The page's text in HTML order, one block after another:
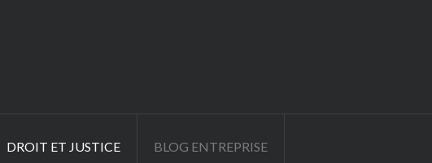
DROIT ET JUSTICE BLOG ENTREPRISE